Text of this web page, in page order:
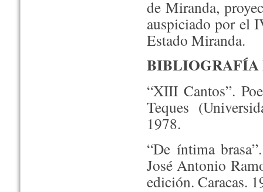
de Miranda,
auspiciado por el
Estado Miranda.
BIBLIOGRAFÍA
“XIII Cantos”.
Teques
1978.
“De íntima
José Antonio
edición. Caracas.